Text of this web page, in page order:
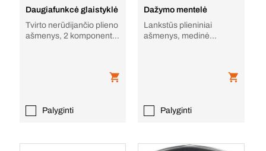
Daugiafunkcė glaistyklė
Tvirto nerūdijančio plieno
ašmenys, 2 komponentų
Palyginti
Dažymo mentelė
Lankstūs plieniniai
ašmenys, medinė
Palyginti